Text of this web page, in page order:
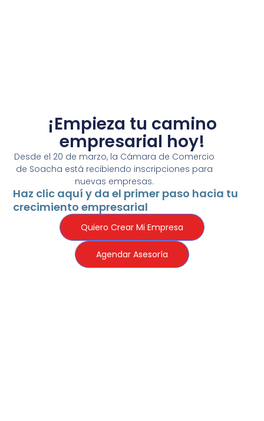
¡Empieza tu camino
empresarial hoy!
Desde el 20 de marzo, la Cámara de Comercio
de Soacha está recibiendo inscripciones para
nuevas empresas.
Haz clic aquí y da el primer paso hacia tu
crecimiento empresarial
Quiero Crear Mi Empresa
Agendar Asesoría